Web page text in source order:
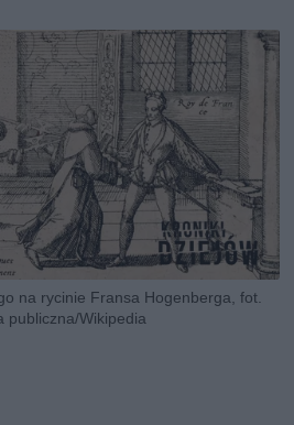
na rycinie Fransa Hogenberga, fot.
publiczna/Wikipedia